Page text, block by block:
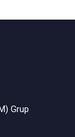
Grup